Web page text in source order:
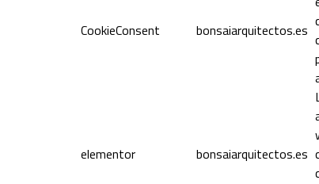
CookieConsent bonsaiarquitectos.es
elementor bonsaiarquitectos.es